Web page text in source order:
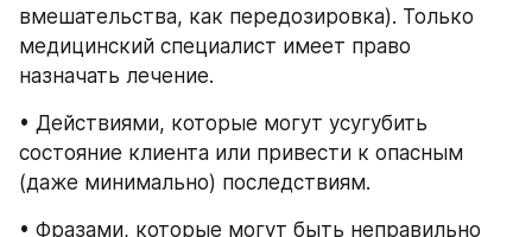
вмешательства, как передозировка). Только
медицинский специалист имеет право
назначать лечение.
• Действиями, которые могут усугубить
состояние клиента или привести к опасным
(даже минимально) последствиям.
• Фразами, которые могут быть неправильно